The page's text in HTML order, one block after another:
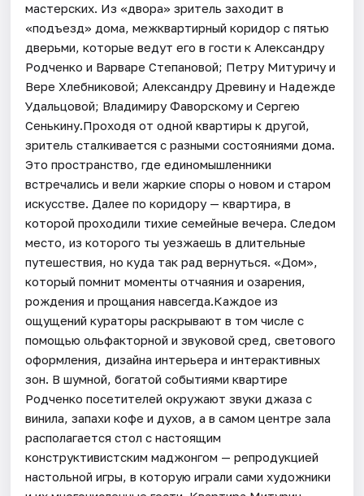
мастерских. Из «двора» зритель заходит в
«подъезд» дома, межквартирный коридор с пятью
дверьми, которые ведут его в гости к Александру
Родченко и Варваре Степановой; Петру Митуричу и
Вере Хлебниковой; Александру Древину и Надежде
Удальцовой; Владимиру Фаворскому и Сергею
Сенькину.Проходя от одной квартиры к другой,
зритель сталкивается с разными состояниями дома.
Это пространство, где единомышленники
встречались и вели жаркие споры о новом и старом
искусстве. Далее по коридору — квартира, в
которой проходили тихие семейные вечера. Следом
место, из которого ты уезжаешь в длительные
путешествия, но куда так рад вернуться. «Дом»,
который помнит моменты отчаяния и озарения,
рождения и прощания навсегда.Каждое из
ощущений кураторы раскрывают в том числе с
помощью ольфакторной и звуковой сред, светового
оформления, дизайна интерьера и интерактивных
зон. В шумной, богатой событиями квартире
Родченко посетителей окружают звуки джаза с
винила, запахи кофе и духов, а в самом центре зала
располагается стол с настоящим
конструктивистским маджонгом — репродукцией
настольной игры, в которую играли сами художники